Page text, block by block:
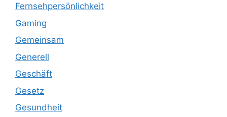
Fernsehpersönlichkeit
Gaming
Gemeinsam
Generell
Geschäft
Gesetz
Gesundheit